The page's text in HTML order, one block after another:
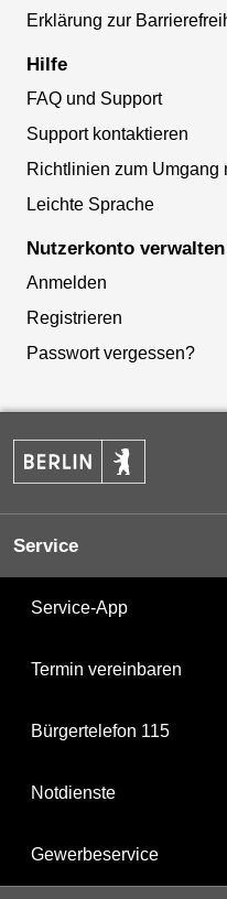
Erklärung zur
Hilfe
FAQ und Support
Support kontaktieren
Richtlinien zum Umgang
Leichte Sprache
Nutzerkonto verwalten
Anmelden
Registrieren
Passwort vergessen?
Service
Service-App
Termin vereinbaren
Bürgertelefon 115
Notdienste
Gewerbeservice